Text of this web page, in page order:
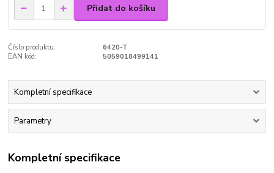
Přidat do košíku
Číslo produktu:
6420-T
EAN kód:
5059018499141
Kompletní specifikace
Parametry
Kompletní specifikace